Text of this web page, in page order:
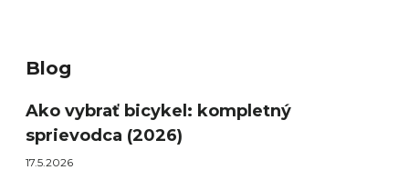
Blog
Ako vybrať bicykel: kompletný
sprievodca (2026)
17.5.2026